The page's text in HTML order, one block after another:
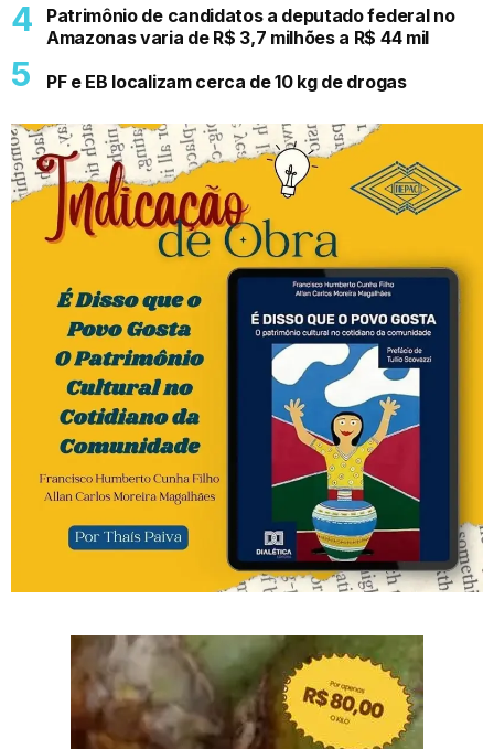
Patrimônio de candidatos a deputado federal no
Amazonas varia de R$ 3,7 milhões a R$ 44 mil
PF e EB localizam cerca de 10 kg de drogas